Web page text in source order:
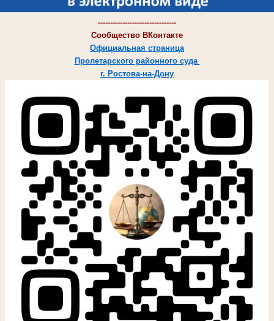
--------------------------------
Сообщество ВКонтакте
Официальная страница
Пролетарского районного суда
г. Ростова-на-Дону